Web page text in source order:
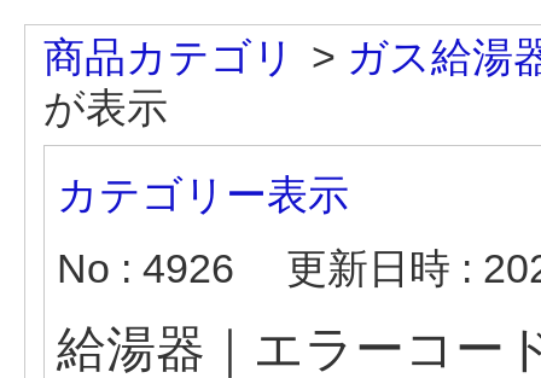
商品カテゴリ > ガス給湯
が表示
カテゴリー表示
No : 4926
更新日時 :
給湯器｜エラーコ